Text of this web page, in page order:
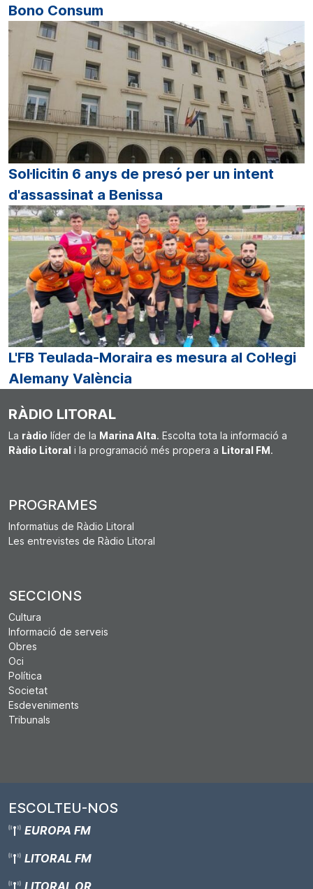
Bono Consum
Sol·licitin 6 anys de presó per un intent
d'assassinat a Benissa
L'FB Teulada-Moraira es mesura al Col·legi
Alemany València
RÀDIO LITORAL
La ràdio líder de la Marina Alta. Escolta tota la informació a
Ràdio Litoral i la programació més propera a Litoral FM .
PROGRAMES
Informatius de Ràdio Litoral
Les entrevistes de Ràdio Litoral
SECCIONS
Cultura
Informació de serveis
Obres
Oci
Política
Societat
Esdeveniments
Tribunals
ESCOLTEU-NOS
EUROPA FM
LITORAL FM